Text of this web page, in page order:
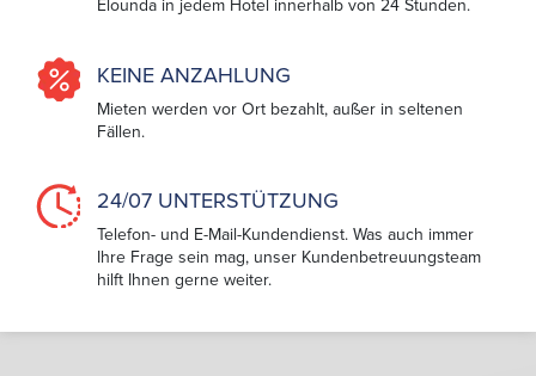
Elounda in jedem Hotel innerhalb von 24 Stunden.
KEINE ANZAHLUNG
Mieten werden vor Ort bezahlt, außer in seltenen
Fällen.
24/07 UNTERSTÜTZUNG
Telefon- und E-Mail-Kundendienst. Was auch immer
Ihre Frage sein mag, unser Kundenbetreuungsteam
hilft Ihnen gerne weiter.